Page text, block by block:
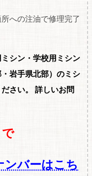
への注油で修理完了
シン・学校用ミシン
岩手県北部）のミシ
さい。
詳しいお問
ンバーはこち